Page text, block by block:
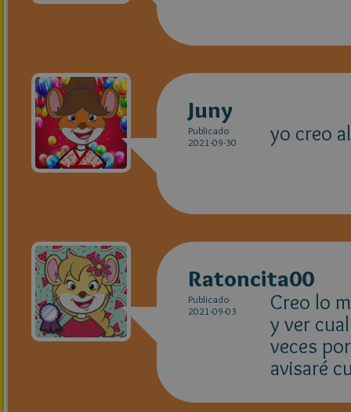
Juny
Publicado
2021-09-30
yo creo
Ratoncita00
Publicado
2021-09-03
Creo lo
y ver
veces
avisaré